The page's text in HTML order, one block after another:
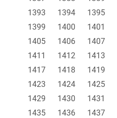
1393
1394 1395
1399
1400 1401
1405
1406 1407
1411
1412 1413
1417
1418 1419
1423
1424 1425
1429
1430 1431
1435
1436 1437